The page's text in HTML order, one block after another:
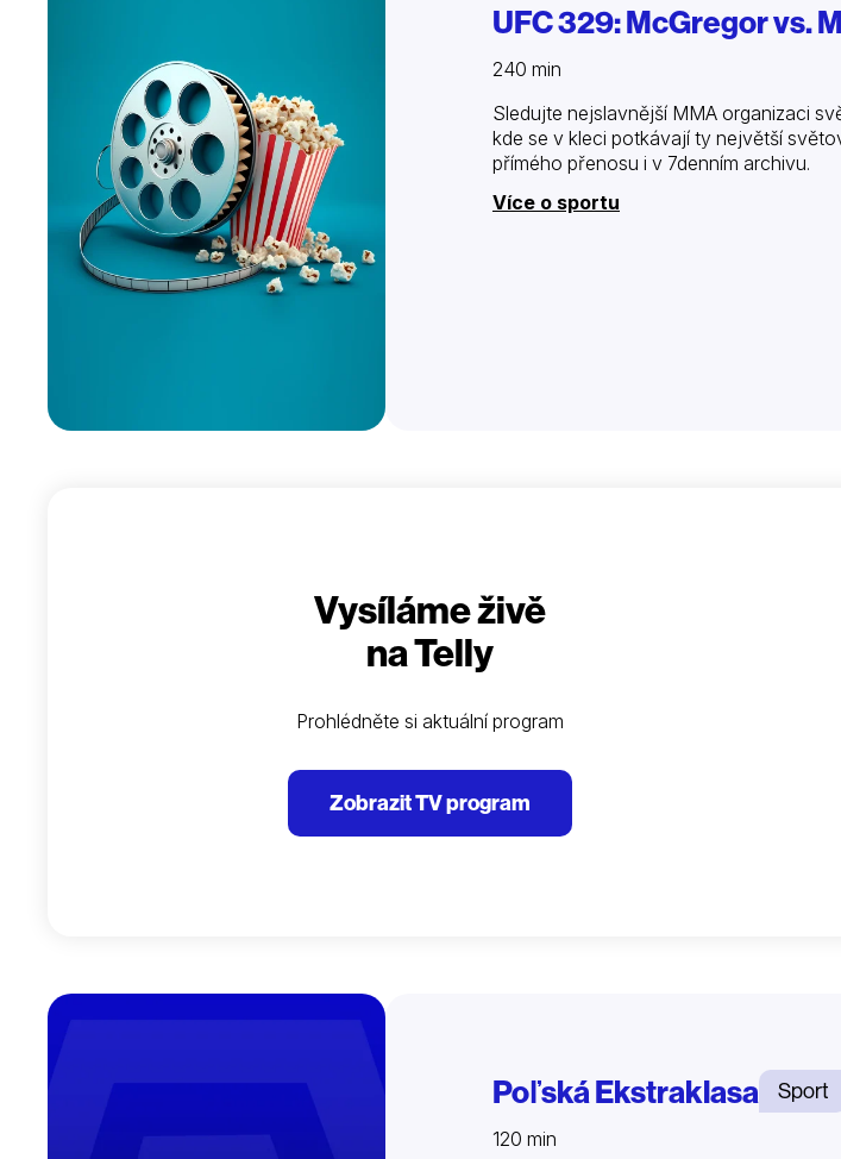
UFC 329: McGregor vs.
240 min
Sledujte nejslavnější MMA organizaci
kde se v kleci potkávají ty největší
přímého přenosu i v 7denním archivu.
Více o sportu
Vysíláme živě
na Telly
Prohlédněte si aktuální program
Zobrazit TV program
Poľská Ekstraklasa Sport
120 min